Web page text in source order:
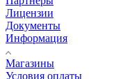
Лицензии
Документы
Информация
Магазины
Условия оплаты